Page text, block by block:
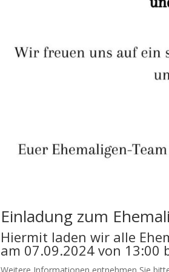
Einladung zum
Hiermit laden wir alle
am 07.09.2024 von 13:00